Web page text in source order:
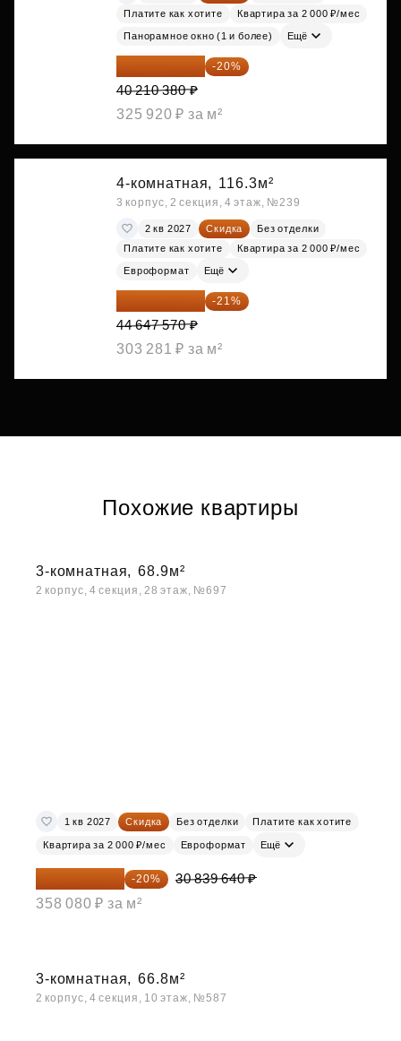
Платите как хотите
Квартира за 2 000 ₽/мес
Панорамное окно (1 и более) Ещё
32 168 304 ₽ -20%
40 210 380 ₽
325 920 ₽ за м²
4-комнатная, 116.3м²
3 корпус, 2 секция, 4 этаж, №239
2 кв 2027 Скидка
Без отделки
Платите как хотите
Квартира за 2 000 ₽/мес
Евроформат Ещё
35 271 580 ₽ -21%
44 647 570 ₽
303 281 ₽ за м²
Похожие квартиры
3-комнатная, 68.9м²
2 корпус, 4 секция, 28 этаж, №697
1 кв 2027 Скидка Без отделки Платите как хотите
Квартира за 2 000 ₽/мес Евроформат Ещё
24 671 712 ₽ -20%
30 839 640 ₽
358 080 ₽ за м²
3-комнатная, 66.8м²
2 корпус, 4 секция, 10 этаж, №587